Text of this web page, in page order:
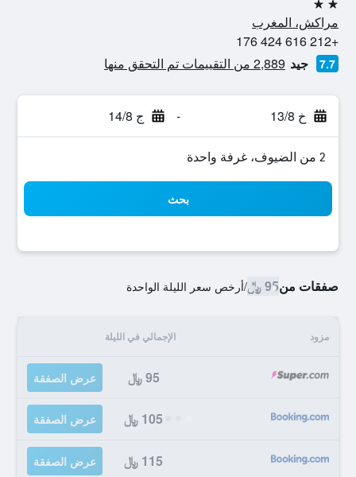
2 نجمتين
مراكش، المغرب
+212 616 424 176
7.7 جيد 2,889 من التقييمات تم التحقق منها
خ 13/8 - ج 14/8
2 من الضيوف، غرفة واحدة
بحث
صفقات من95 ﷼ /أرخص سعر الليلة الواحدة
مزود الإجمالي في الليلة
95 ﷼ عرض الصفقة
105 ﷼ عرض الصفقة
115 ﷼ عرض الصفقة